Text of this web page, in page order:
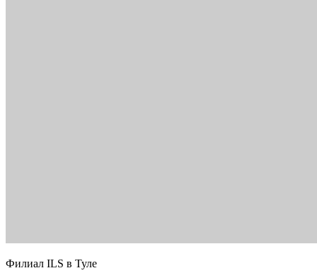
Филиал ILS в Туле